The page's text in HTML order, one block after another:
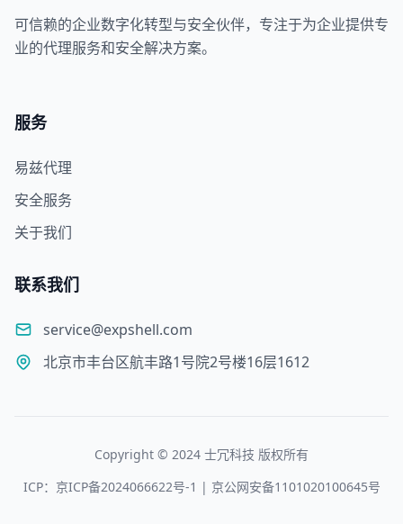
可信赖的企业数字化转型与安全伙伴，专注于为企业提供专
业的代理服务和安全解决方案。
服务
易兹代理
安全服务
关于我们
联系我们
service@expshell.com
北京市丰台区航丰路1号院2号楼16层1612
Copyright © 2024 士冗科技 版权所有
ICP：京ICP备2024066622号-1 | 京公网安备1101020100645号